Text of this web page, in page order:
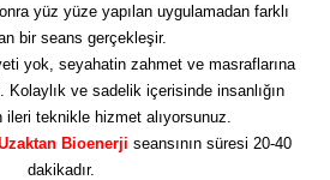
yüz yüze yapılan uygulamadan farklı
bir seans gerçekleşir.
yok, seyahatin zahmet ve masraflarına
ve sadelik içerisinde insanlığın
teknikle hizmet alıyorsunuz.
Bioenerji seansının süresi 20-40
dakikadır.